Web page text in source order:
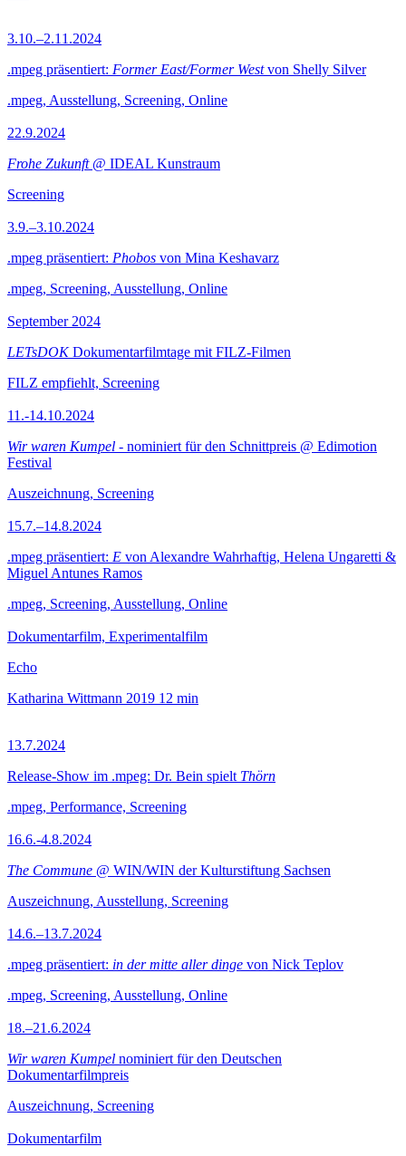
3.10.–2.11.2024
.mpeg präsentiert: Former East/Former Westvon Shelly Silver
.mpeg, Ausstellung, Screening, Online
22.9.2024
Frohe Zukunft@ IDEAL Kunstraum
Screening
3.9.–3.10.2024
.mpeg präsentiert: Phobos von Mina Keshavarz
.mpeg, Screening, Ausstellung, Online
September 2024
LETsDOKDokumentarfilmtage mit FILZ-Filmen
FILZ empfiehlt, Screening
11.-14.10.2024
Wir waren Kumpel - nominiert für den Schnittpreis @ Edimotion
Festival
Auszeichnung, Screening
15.7.–14.8.2024
.mpeg präsentiert: E von Alexandre Wahrhaftig, Helena Ungaretti &
Miguel Antunes Ramos
.mpeg, Screening, Ausstellung, Online
Dokumentarfilm, Experimentalfilm
Echo
Katharina Wittmann 2019 12 min
13.7.2024
Release-Show im .mpeg: Dr. Bein spielt Thörn
.mpeg, Performance, Screening
16.6.-4.8.2024
The Commune @ WIN/WIN der Kulturstiftung Sachsen
Auszeichnung, Ausstellung, Screening
14.6.–13.7.2024
.mpeg präsentiert: in der mitte aller dinge von Nick Teplov
.mpeg, Screening, Ausstellung, Online
18.–21.6.2024
Wir waren Kumpel nominiert für den Deutschen
Dokumentarfilmpreis
Auszeichnung, Screening
Dokumentarfilm